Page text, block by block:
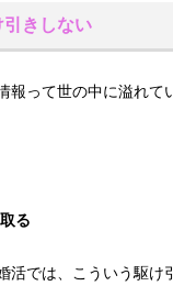
きしない
報って世の中に溢れて
る
活では、こういう駆け